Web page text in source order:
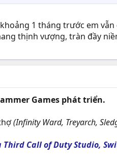
1 tháng trước em
thịnh vượng, tràn đầy
Games phát triển.
(Infinity Ward, Treyarch,
Call of Duty Studio,